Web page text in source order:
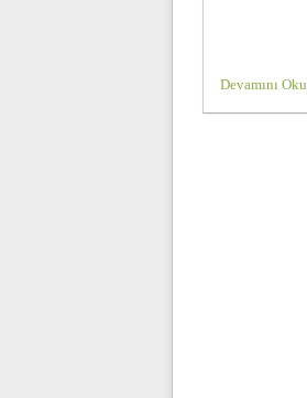
Devamını Oku